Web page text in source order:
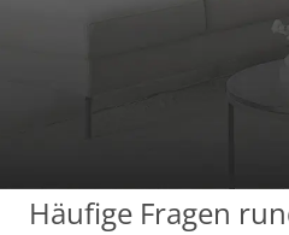
Häufige Fragen